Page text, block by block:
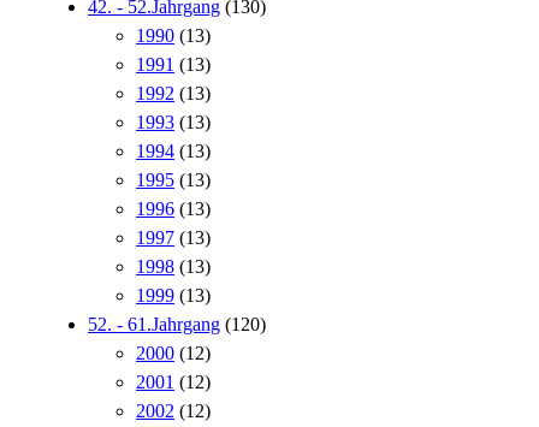
42. - 52.Jahrgang (130)
1990 (13)
1991 (13)
1992 (13)
1993 (13)
1994 (13)
1995 (13)
1996 (13)
1997 (13)
1998 (13)
1999 (13)
52. - 61.Jahrgang (120)
2000 (12)
2001 (12)
2002 (12)